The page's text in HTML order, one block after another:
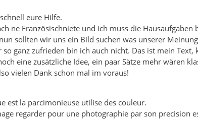
eure Hilfe.
ne Französischniete und ich muss die
sollten wir uns ein Bild suchen was unserer
so ganz zufrieden bin ich auch nicht. Das ist mein
eine zusätzliche Idee, ein paar Sätze mehr wären
vielen Dank schon mal im voraus!
est la parcimonieuse utilise des couleur.
regarder pour une photographie par son precision